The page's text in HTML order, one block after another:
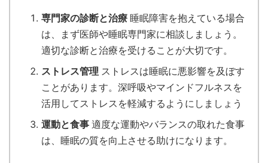
専門家の診断と治療 睡眠障害を抱えている場合
は、まず医師や睡眠専門家に相談しましょう。
適切な診断と治療を受けることが大切です。
ストレス管理 ストレスは睡眠に悪影響を及ぼす
ことがあります。深呼吸やマインドフルネスを
活用してストレスを軽減するようにしましょう
運動と食事 適度な運動やバランスの取れた食事
は、睡眠の質を向上させる助けになります。